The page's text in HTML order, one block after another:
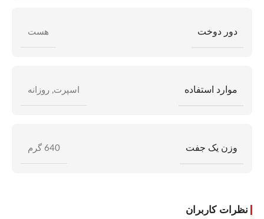
دور دوخت هست
موارد استفاده اسپرت, روزانه
وزن یک جفت 640 گرم
نظرات کاربران